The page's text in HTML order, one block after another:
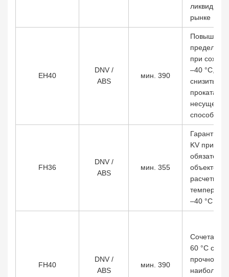
рынке
EH40
DNV /
ABS
мин. 390
предел
при
–40 °C,
снизить
проката
несущей
FH36
DNV /
ABS
мин. 355
KV при –60
объектов с
расчетной
–40 °C
FH40
DNV /
ABS
мин. 390
Сочетает
60 °C с
наиболее